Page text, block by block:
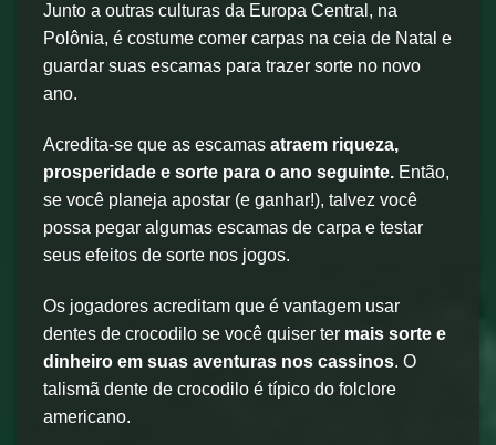
Junto a outras culturas da Europa Central, na
Polônia, é costume comer carpas na ceia de Natal e
guardar suas escamas para trazer sorte no novo
ano.
Acredita-se que as escamas atraem riqueza,
prosperidade e sorte para o ano seguinte. Então,
se você planeja apostar (e ganhar!), talvez você
possa pegar algumas escamas de carpa e testar
seus efeitos de sorte nos jogos.
Os jogadores acreditam que é vantagem usar
dentes de crocodilo se você quiser ter mais sorte e
dinheiro em suas aventuras nos cassinos. O
talismã dente de crocodilo é típico do folclore
americano.